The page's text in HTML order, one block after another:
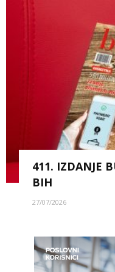
411. IZDANJE
BIH
27/07/2026